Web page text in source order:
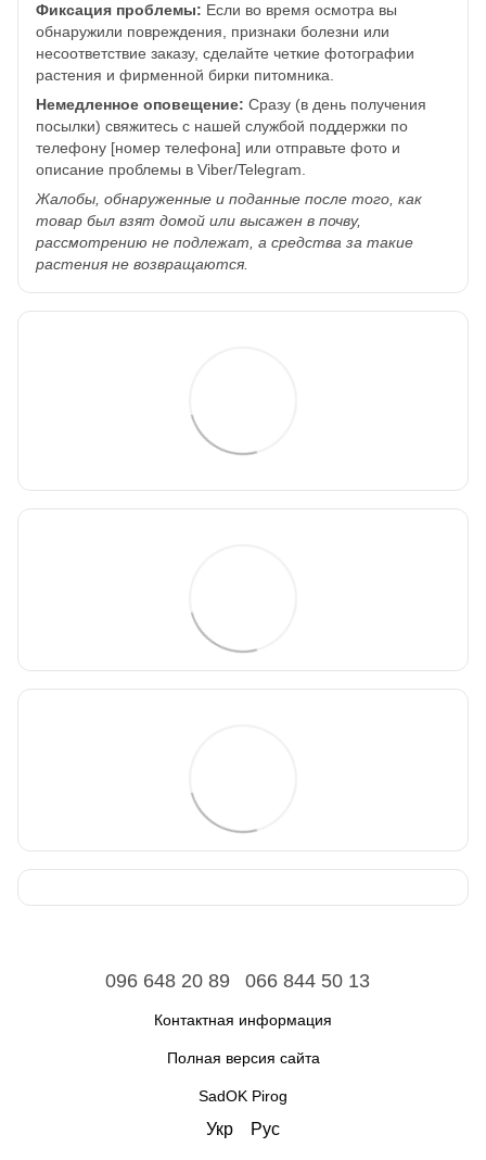
Фиксация проблемы: Если во время осмотра вы
обнаружили повреждения, признаки болезни или
несоответствие заказу, сделайте четкие фотографии
растения и фирменной бирки питомника.
Немедленное оповещение: Сразу (в день получения
посылки) свяжитесь с нашей службой поддержки по
телефону [номер телефона] или отправьте фото и
описание проблемы в Viber/Telegram.
Жалобы, обнаруженные и поданные после того, как
товар был взят домой или высажен в почву,
рассмотрению не подлежат, а средства за такие
растения не возвращаются.
096 648 20 89 066 844 50 13
Контактная информация
Полная версия сайта
SadOK Pirog
Укр Рус